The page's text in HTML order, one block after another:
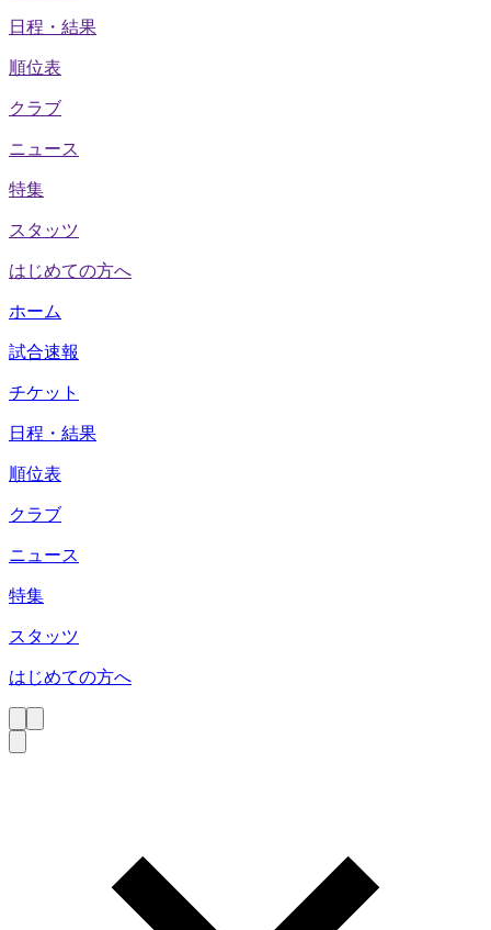
日程・結果
順位表
クラブ
ニュース
特集
スタッツ
はじめての方へ
ホーム
試合速報
チケット
日程・結果
順位表
クラブ
ニュース
特集
スタッツ
はじめての方へ